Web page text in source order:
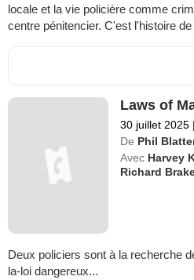
locale et la vie policière comme
centre pénitencier. C'est l'histoire
Laws of
30 juillet 2025 |
De Phil
Avec Harvey
Richard
Deux policiers sont à la recherche
la-loi dangereux...